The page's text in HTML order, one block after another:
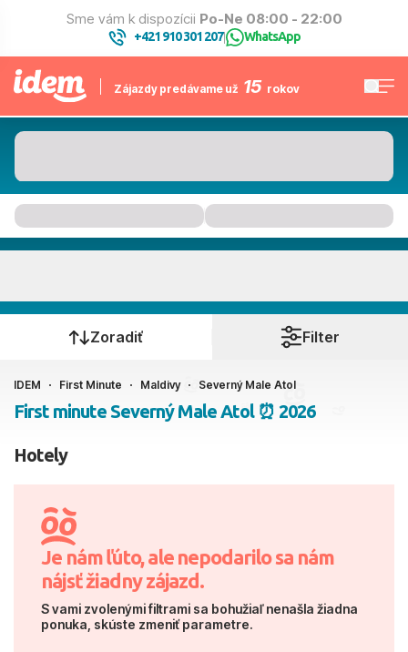
Sme vám k dispozícii Po-Ne 08:00 - 22:00
+421 910 301 207| WhatsApp
Zájazdy predávame už 15 rokov
Kedy cestujete?
Ako cestujete?
2 dospelí, 0 deti
Zoradiť Filter
IDEM First Minute Maldivy Severný Male Atol
First minute Severný Male Atol ⏰ 2026
Hotely
Je nám ľúto, ale nepodarilo sa nám
nájsť žiadny zájazd.
S vami zvolenými filtrami sa bohužiaľ nenašla žiadna
ponuka, skúste zmeniť parametre.